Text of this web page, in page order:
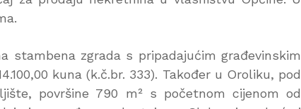
stambena zgrada s pripadajućim građevinskim
kuna (k.č.br. 333). Također u Oroliku, pod
površine 790 m² s početnom cijenom od